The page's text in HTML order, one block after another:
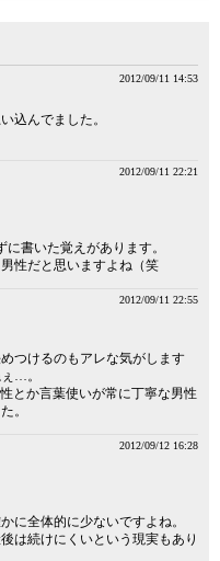
2012/09/11 14:53
込んでました。
2012/09/11 22:21
書いた覚えがあります。
性だと思いますよね（笑
2012/09/11 22:55
つけるのもアレな気がします
…。
とか言葉使いが常に丁寧な男性
。
2012/09/12 16:28
に全体的に少ないですよね。
は続けにくいという現実もあり